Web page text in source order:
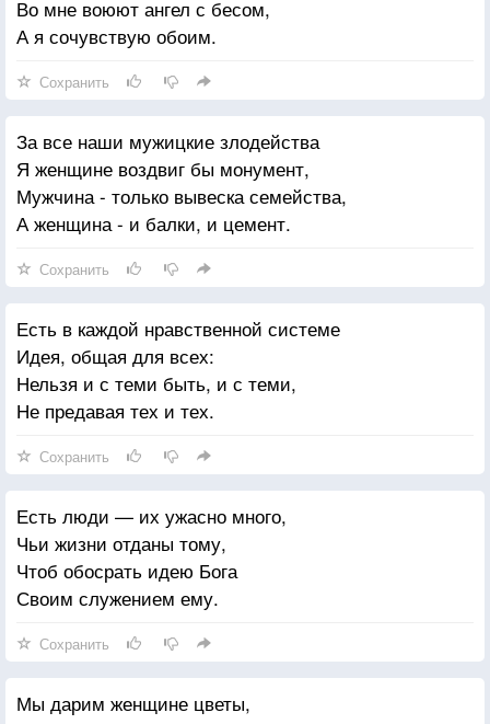
Во мне воюют ангел с бесом,
А я сочувствую обоим.
Сохранить
За все наши мужицкие злодейства
Я женщине воздвиг бы монумент,
Мужчина - только вывеска семейства,
А женщина - и балки, и цемент.
Сохранить
Есть в каждой нравственной системе
Идея, общая для всех:
Нельзя и с теми быть, и с теми,
Не предавая тех и тех.
Сохранить
Есть люди — их ужасно много,
Чьи жизни отданы тому,
Чтоб обосрать идею Бога
Своим служением ему.
Сохранить
Мы дарим женщине цветы,